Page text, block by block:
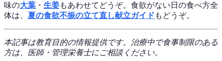
味の大葉 ・ 生姜もあわせてどうぞ。食欲がない日の食べ方全
体は、 夏の食欲不振の立て直し献立ガイド もどうぞ。
本記事は教育目的の情報提供です。治療中で食事制限のある
方は、医師・管理栄養士にご相談ください。